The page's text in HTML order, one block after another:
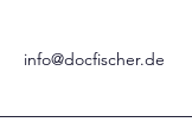
info@docfischer.de